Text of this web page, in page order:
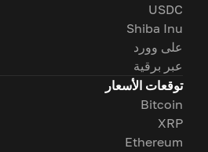
USDC
Shiba Inu
على وورد
عبر برقية
توقعات الأسعار
Bitcoin
XRP
Ethereum